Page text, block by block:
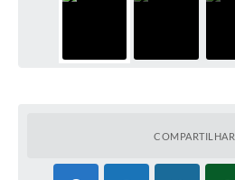
COMPARTILHAR